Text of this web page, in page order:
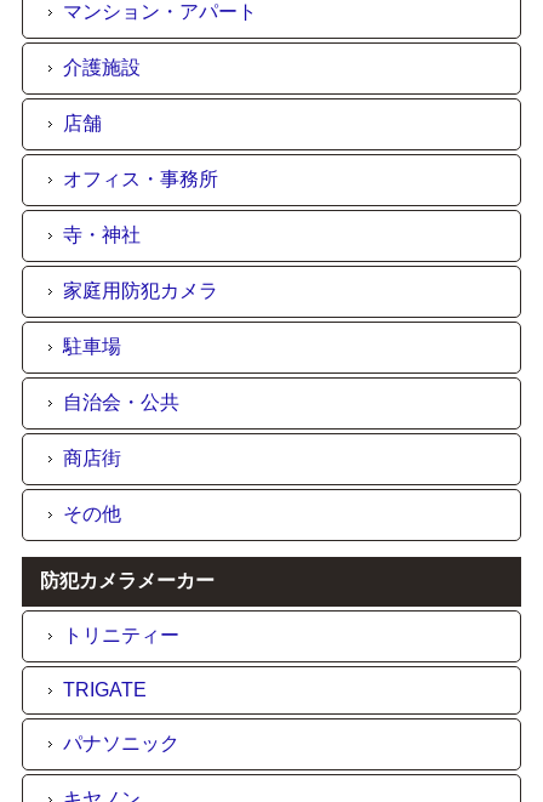
マンション・アパート
介護施設
店舗
オフィス・事務所
寺・神社
家庭用防犯カメラ
駐車場
自治会・公共
商店街
その他
防犯カメラメーカー
トリニティー
TRIGATE
パナソニック